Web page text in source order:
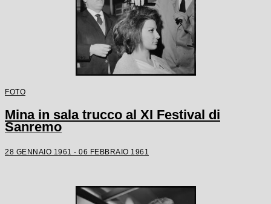
FOTO
Mina in sala trucco al XI Festival di
Sanremo
28 GENNAIO 1961 - 06 FEBBRAIO 1961